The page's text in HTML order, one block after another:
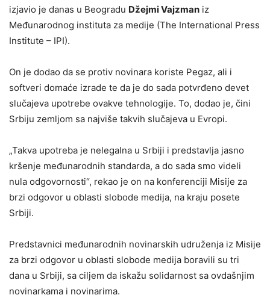
izjavio je danas u Beogradu Džejmi Vajzman iz
Međunarodnog instituta za medije (The International Press
Institute – IPI).
On je dodao da se protiv novinara koriste Pegaz, ali i
softveri domaće izrade te da je do sada potvrđeno devet
slučajeva upotrebe ovakve tehnologije. To, dodao je, čini
Srbiju zemljom sa najviše takvih slučajeva u Evropi.
„Takva upotreba je nelegalna u Srbiji i predstavlja jasno
kršenje međunarodnih standarda, a do sada smo videli
nula odgovornosti“, rekao je on na konferenciji Misije za
brzi odgovor u oblasti slobode medija, na kraju posete
Srbiji.
Predstavnici međunarodnih novinarskih udruženja iz Misije
za brzi odgovor u oblasti slobode medija boravili su tri
dana u Srbiji, sa ciljem da iskažu solidarnost sa ovdašnjim
novinarkama i novinarima.